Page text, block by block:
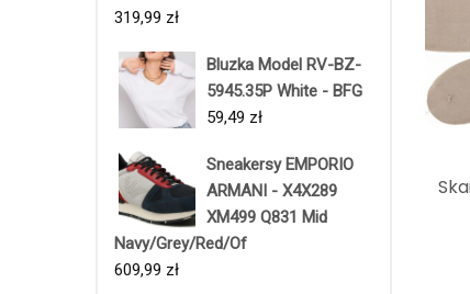
319,99 zł
Bluzka Model RV-BZ-
5945.35P White - BFG
59,49 zł
Sneakersy EMPORIO
ARMANI - X4X289
XM499 Q831 Mid
Navy/Grey/Red/Of
609,99 zł